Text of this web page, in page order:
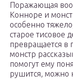
Поражающая
Конноре и
особенно
старое тисовое
превращается в
монстр
помогут ему
рушится, можно